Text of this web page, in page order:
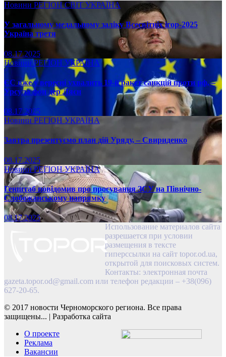
Новини РЕГІОНСВІТ УКРАЇНА
У загальному медальному заліку Всесвітніх ігор-2025
Україна третя
08.17.2025
НовиниРЕГІОН УКРАЇНА
ЄС вже у вересні ухвалить 19-й ракет санкцій проти рф, –
Урсула фон дер Ляєн
08.17.2025
Новини РЕГІОН УКРАЇНА
Завтра презентуємо план дій Уряду, – Свириденко
08.17.2025
НовиниРЕГІОНУКРАЇНА
Генштаб повідомив про просування ЗСУ на Північно-
Слобожанському напрямку
08.17.2025
Использование материалов сайта
разрешается при условии
размещения в тексте
гиперссылки на сайт topor.od.ua,
открытой для поисковых систем.
Контакты: электронная почта
gazeta.topor.od@gmail.com или телефон редакции – +38(096)
627-20-65.
© 2017 новости Черноморского региона. Все права
защищены... | Разработка сайта
О проекте
Реклама
Вакансии